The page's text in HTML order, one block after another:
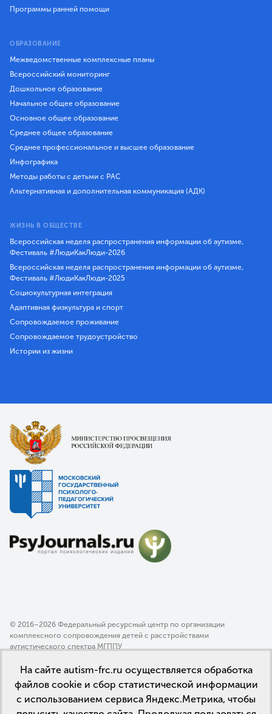
Программы ранней помощи
ОБРАЗОВАНИЕ
Межведомственные комплексные планы
Всероссийский мониторинг
Дошкольное образование
Начальное общее образование
Основное общее образование
Среднее общее образование
Среднее профессиональное и высшее образование
Инфографика
Методы работы с детьми с РАС
Альтернативная и дополнительная коммуникация (АДК)
ЖИЗНЬ В ОБЩЕСТВЕ
Всероссийская неделя распространения информации об аутизме,
Фестиваль #ЛюдиКакЛюди-2026
Всероссийская неделя распространения информации об аутизме,
Фестиваль #ЛюдиКакЛюди-2025
Социокультурная интеграция
Адаптивная физкультура и спорт
Сопровождаемое проживание
Сопровождаемое трудоустройство
Истории из жизни
© 2016–2026 Федеральный ресурсный центр по организации
комплексного сопровождения детей с расстройствами
аутистического спектра МГППУ
Политика конфиденциальности
Пользовательское соглашение
На сайте autism-frc.ru осуществляется обработка
файлов cookie и сбор статистической информации
с использованием сервиса Яндекс.Метрика, чтобы